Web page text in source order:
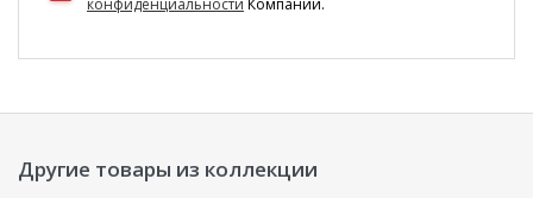
конфиденциальности Компании.
Другие товары из коллекции